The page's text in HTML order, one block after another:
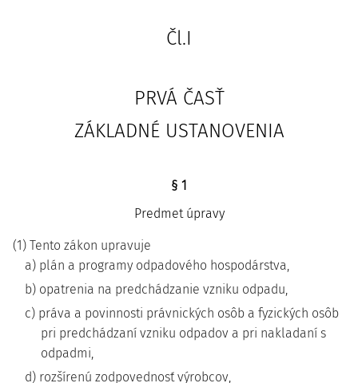
Čl.I
PRVÁ ČASŤ
ZÁKLADNÉ USTANOVENIA
§ 1
Predmet úpravy
(1) Tento zákon upravuje
a) plán a programy odpadového hospodárstva,
b) opatrenia na predchádzanie vzniku odpadu,
c) práva a povinnosti právnických osôb a fyzických osôb
pri predchádzaní vzniku odpadov a pri nakladaní s
odpadmi,
d) rozšírenú zodpovednosť výrobcov,